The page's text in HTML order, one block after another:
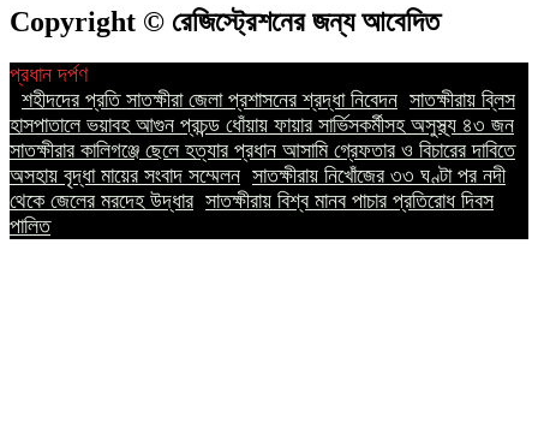
Copyright © রেজিস্ট্রেশনের জন্য আবেদিত
প্রধান দর্পণ
শহীদদের প্রতি সাতক্ষীরা জেলা প্রশাসনের শ্রদ্ধা নিবেদন সাতক্ষীরায় ব্লিস
হাসপাতালে ভয়াবহ আগুন প্রচন্ড ধোঁয়ায় ফায়ার সার্ভিসকর্মীসহ অসুস্থ্য ৪৩ জন
সাতক্ষীরার কালিগঞ্জে ছেলে হত্যার প্রধান আসামি গ্রেফতার ও বিচারের দাবিতে
অসহায় বৃদ্ধা মায়ের সংবাদ সম্মেলন সাতক্ষীরায় নিখোঁজের ৩৩ ঘণ্টা পর নদী
থেকে জেলের মরদেহ উদ্ধার|| সাতক্ষীরায় বিশ্ব মানব পাচার প্রতিরোধ দিবস
পালিত